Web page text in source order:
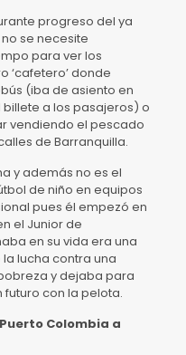
progreso del ya
se necesite
para ver los
‘cafetero’ donde
(iba de asiento en
a los pasajeros) o
vendiendo el pescado
de Barranquilla.
y además no es el
de niño en equipos
pues él empezó en
el Junior de
en su vida era una
lucha contra una
y dejaba para
futuro con la pelota.
Colombia a